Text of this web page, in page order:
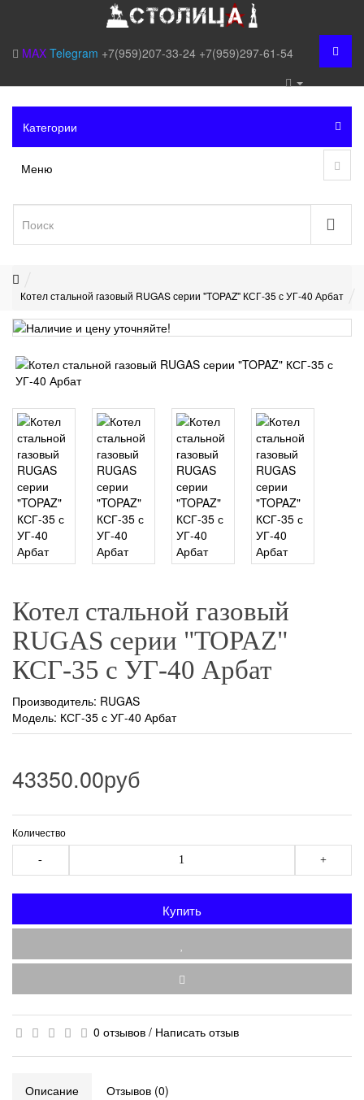
MAX Telegram +7(959)207-33-24 +7(959)297-61-54
Категории
Меню
Котел стальной газовый RUGAS серии "TOPAZ" КСГ-35 с УГ-40 Арбат
Котел стальной газовый
RUGAS серии "TOPAZ"
КСГ-35 с УГ-40 Арбат
Производитель: RUGAS
Модель: КСГ-35 с УГ-40 Арбат
43350.00руб
Количество
- +
Купить
0 отзывов / Написать отзыв
Описание Отзывов (0)